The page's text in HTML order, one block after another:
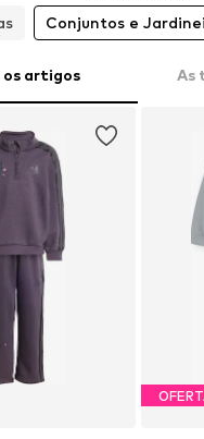
Conjuntos e
os artigos As